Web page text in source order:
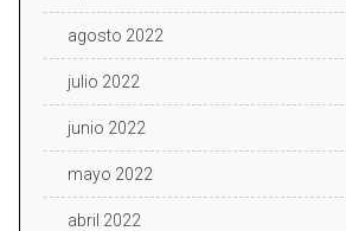
agosto 2022
julio 2022
junio 2022
mayo 2022
abril 2022